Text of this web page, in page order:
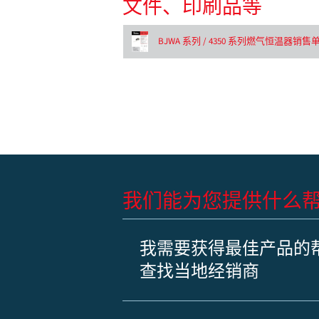
文件、印刷品等
BJWA 系列 / 4350 系列燃气恒温器销售
我们能为您提供什么帮
我需要获得最佳产品的
查找当地经销商